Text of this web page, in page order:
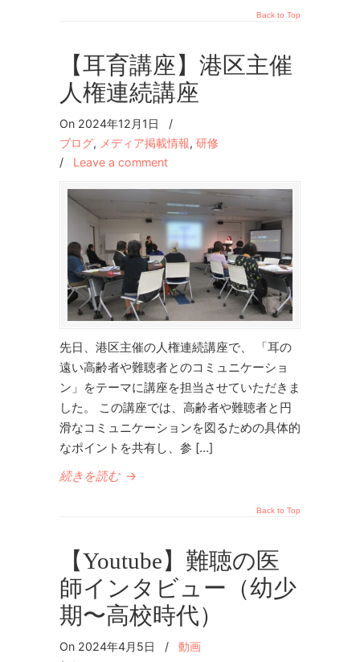
Back to Top
【耳育講座】港区主催
人権連続講座
On 2024年12月1日
/
ブログ, メディア掲載情報, 研修
/ Leave a comment
先日、港区主催の人権連続講座で、 「耳の
遠い高齢者や難聴者とのコミュニケーショ
ン」をテーマに講座を担当させていただきま
した。 この講座では、高齢者や難聴者と円
滑なコミュニケーションを図るための具体的
なポイントを共有し、参 […]
続きを読む →
Back to Top
【Youtube】難聴の医
師インタビュー（幼少
期〜高校時代）
On 2024年4月5日 /
動画